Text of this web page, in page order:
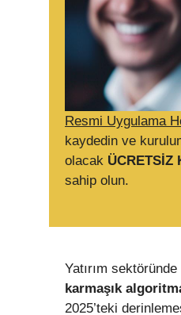
Resmi Uygulama
kaydedin ve
olacak
sahip olun.
Yatırım
karmaşık
2025’teki